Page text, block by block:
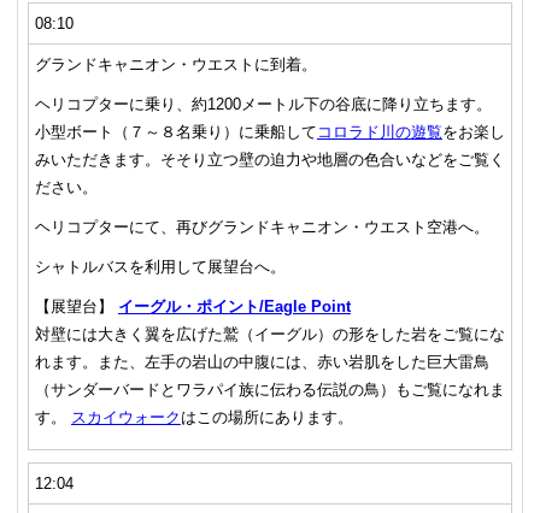
08:10
グランドキャニオン・ウエストに到着。
ヘリコプターに乗り、約1200メートル下の谷底に降り立ちます。
小型ボート（７～８名乗り）に乗船して コロラド川の遊覧をお楽し
みいただきます。そそり立つ壁の迫力や地層の色合いなどをご覧く
ださい。
ヘリコプターにて、再びグランドキャニオン・ウエスト空港へ。
シャトルバスを利用して展望台へ。
【展望台】 イーグル・ポイント/Eagle Point
対壁には大きく翼を広げた鷲（イーグル）の形をした岩をご覧にな
れます。また、左手の岩山の中腹には、赤い岩肌をした巨大雷鳥
（サンダーバードとワラパイ族に伝わる伝説の鳥）もご覧になれま
す。
スカイウォーク はこの場所にあります。
12:04